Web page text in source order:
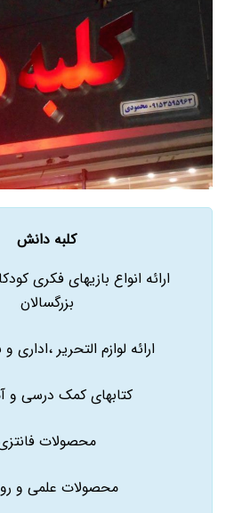
کلبه دانش
ارائه انواع بازیهای فکری
بزرگسالان
ارائه لوازم التحریر ،اداری
کتابهای کمک درسی و
محصولات
محصولات علمی و